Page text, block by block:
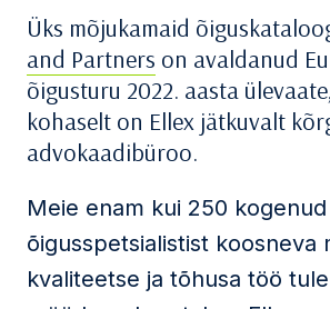
Üks mõjukamaid
and Partners on avaldanud
õigusturu 2022. aasta
kohaselt on Ellex jätkuvalt
advokaadibüroo.
Meie enam kui 250 kogenud
õigusspetsialistist koosneva
kvaliteetse ja tõhusa töö